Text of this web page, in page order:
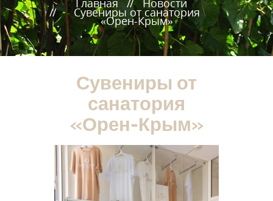
Главная Новости
Сувениры от санатория
«Орен-Крым»
Сувениры от
санатория
«Орен-Крым»